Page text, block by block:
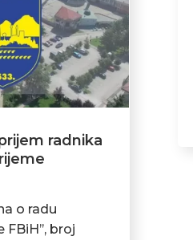
radnika
o radu
broj